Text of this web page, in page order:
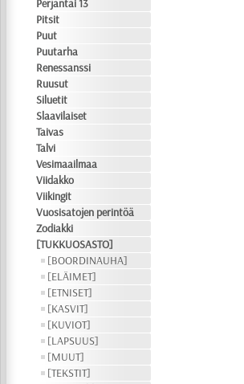
Perjantai 13
Pitsit
Puut
Puutarha
Renessanssi
Ruusut
Siluetit
Slaavilaiset
Taivas
Talvi
Vesimaailmaa
Viidakko
Viikingit
Vuosisatojen perintöä
Zodiakki
[TUKKUOSASTO]
[BOORDINAUHA]
[ELÄIMET]
[ETNISET]
[KASVIT]
[KUVIOT]
[LAPSUUS]
[MUUT]
[TEKSTIT]